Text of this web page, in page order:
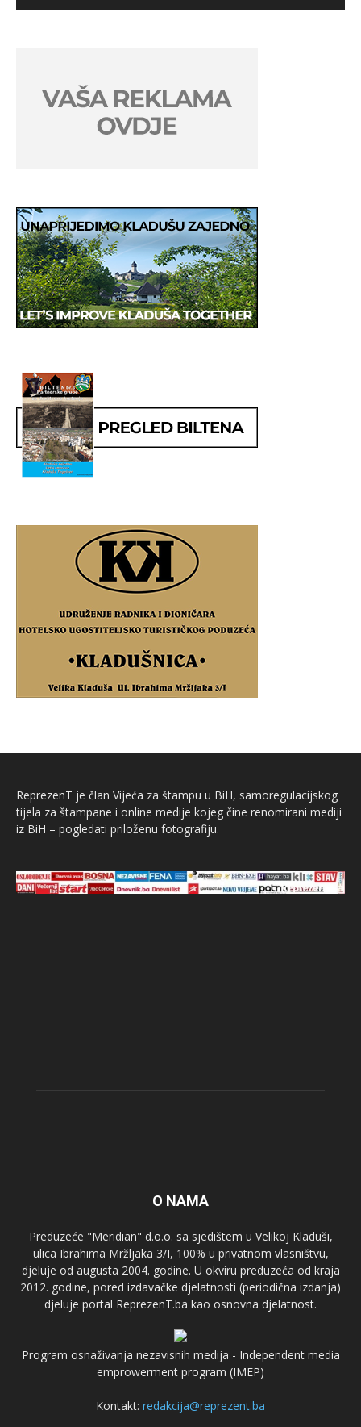
ReprezenT je član Vijeća za štampu u BiH, samoregulacijskog
tijela za štampane i online medije kojeg čine renomirani mediji
iz BiH – pogledati priloženu fotografiju.
O NAMA
Preduzeće "Meridian" d.o.o. sa sjedištem u Velikoj Kladuši,
ulica Ibrahima Mržljaka 3/I, 100% u privatnom vlasništvu,
djeluje od augusta 2004. godine. U okviru preduzeća od kraja
2012. godine, pored izdavačke djelatnosti (periodična izdanja)
djeluje portal ReprezenT.ba kao osnovna djelatnost.
Program osnaživanja nezavisnih medija - Independent media
emprowerment program (IMEP)
Kontakt: redakcija@reprezent.ba